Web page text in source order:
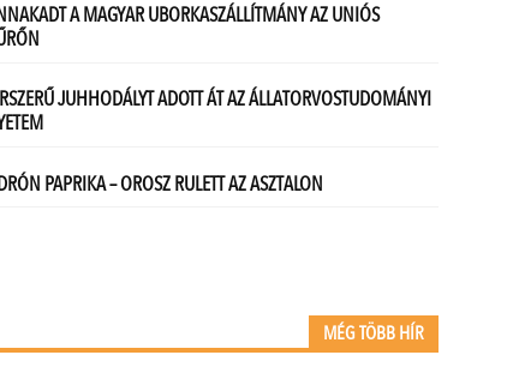
MÉG TÖBB HÍR